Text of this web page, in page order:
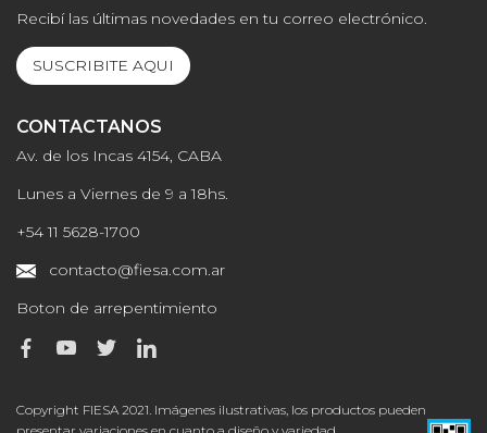
Recibí las últimas novedades en tu correo electrónico.
SUSCRIBITE AQUI
CONTACTANOS
Av. de los Incas 4154, CABA
Lunes a Viernes de 9 a 18hs.
+54 11 5628-1700
contacto@fiesa.com.ar
Boton de arrepentimiento
Copyright FIESA 2021. Imágenes ilustrativas, los productos pueden
presentar variaciones en cuanto a diseño y variedad.